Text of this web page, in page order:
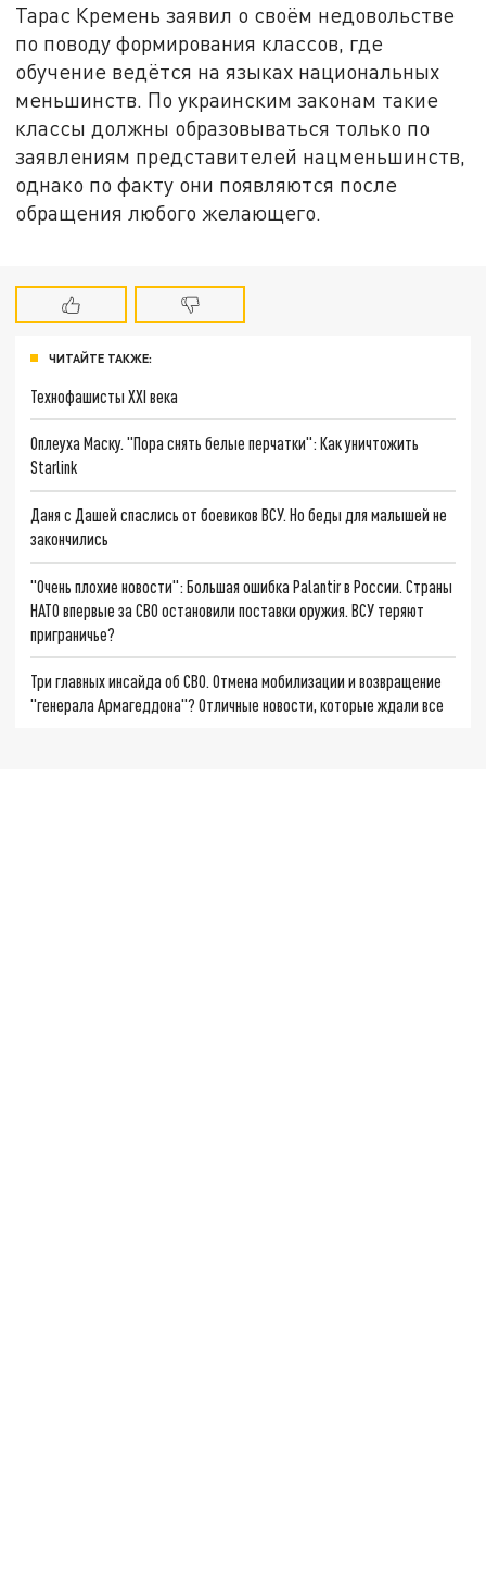
Тарас Кремень заявил о своём недовольстве
по поводу формирования классов, где
обучение ведётся на языках национальных
меньшинств. По украинским законам такие
классы должны образовываться только по
заявлениям представителей нацменьшинств,
однако по факту они появляются после
обращения любого желающего.
ЧИТАЙТЕ ТАКЖЕ:
Технофашисты XXI века
Оплеуха Маску. "Пора снять белые перчатки": Как уничтожить
Starlink
Даня с Дашей спаслись от боевиков ВСУ. Но беды для малышей не
закончились
"Очень плохие новости": Большая ошибка Palantir в России. Страны
НАТО впервые за СВО остановили поставки оружия. ВСУ теряют
приграничье?
Три главных инсайда об СВО. Отмена мобилизации и возвращение
"генерала Армагеддона"? Отличные новости, которые ждали все